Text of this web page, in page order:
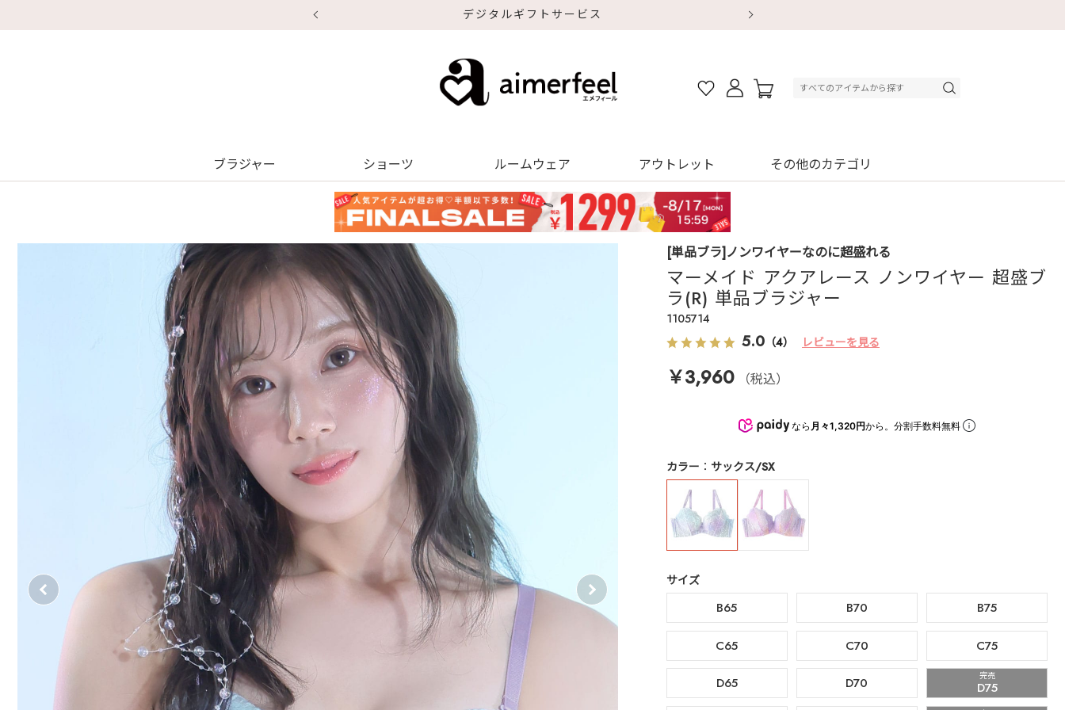
デジタルギフトサービス
ブラジャー ショーツ ルームウェア アウトレット その他のカテゴリ
[単品ブラ]ノンワイヤーなのに超盛れる
マーメイド アクアレース ノンワイヤー 超盛ブ
ラ(R) 単品ブラジャー
1105714
5.0 （4） レビューを見る
￥3,960 （税込）
なら 月々1,320円から。分割手数料無料
カラー サックス/SX
サイズ
B65 B70 B75
C65 C70 C75
D65 D70 完売
D75